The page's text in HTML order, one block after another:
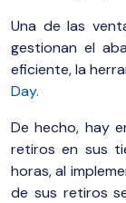
Una de las
gestionan el
eficiente, la
Day.
De hecho, hay
retiros en sus
horas, al
de sus retiros